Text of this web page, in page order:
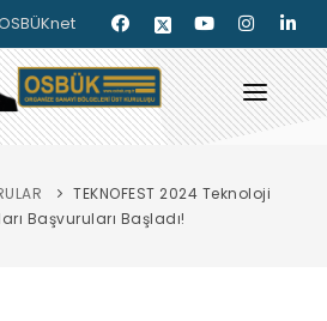
TEKNOFEST 2024 Teknoloji
Başvuruları Başladı!